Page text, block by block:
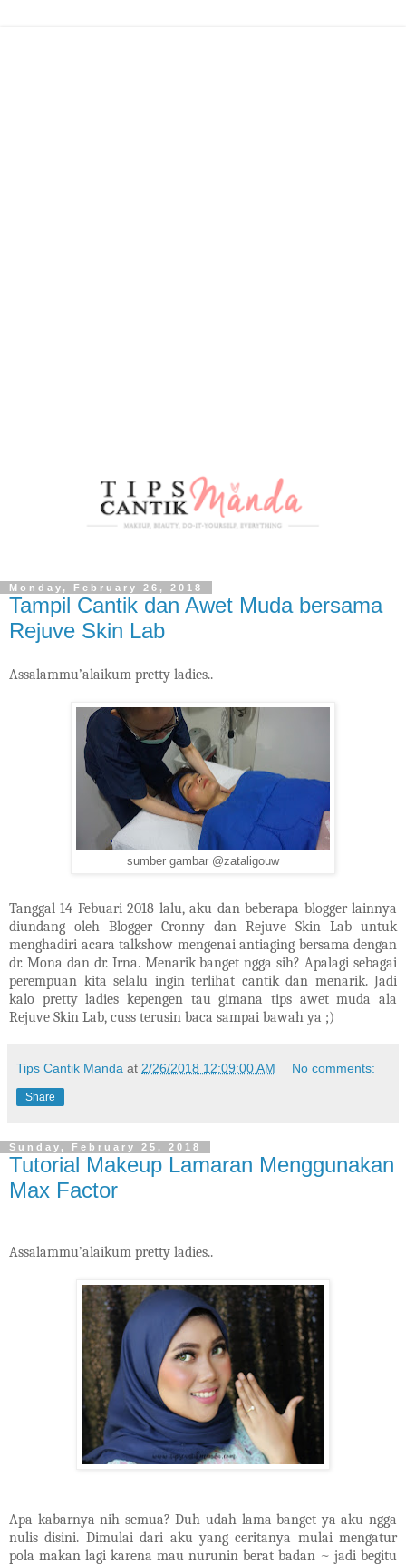
Monday, February 26, 2018
Tampil Cantik dan Awet Muda bersama
Rejuve Skin Lab
Assalammu’alaikum pretty ladies..
sumber gambar @zataligouw
Tanggal 14 Febuari 2018 lalu, aku dan beberapa blogger lainnya
diundang oleh Blogger Cronny dan Rejuve Skin Lab untuk
menghadiri acara talkshow mengenai antiaging bersama dengan
dr. Mona dan dr. Irna. Menarik banget ngga sih? Apalagi sebagai
perempuan kita selalu ingin terlihat cantik dan menarik. Jadi
kalo pretty ladies kepengen tau gimana tips awet muda ala
Rejuve Skin Lab, cuss terusin baca sampai bawah ya ;)
Tips Cantik Manda at 2/26/2018 12:09:00 AM No comments:
Share
Sunday, February 25, 2018
Tutorial Makeup Lamaran Menggunakan
Max Factor
Assalammu’alaikum pretty ladies..
Apa kabarnya nih semua? Duh udah lama banget ya aku ngga
nulis disini. Dimulai dari aku yang ceritanya mulai mengatur
pola makan lagi karena mau nurunin berat badan ~ jadi begitu